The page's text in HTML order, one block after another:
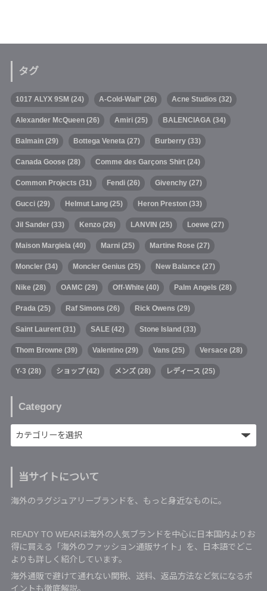
タグ
1017 ALYX 9SM (24) A-Cold-Wall*(26) Acne Studios (32)
Alexander McQueen(26) Amiri(25) BALENCIAGA (34)
Balmain(29) Bottega Veneta(27) Burberry(33)
Canada Goose (28) Comme des Garçons Shirt(24)
Common Projects (31) Fendi(26) Givenchy(27)
Gucci(29) Helmut Lang(25) Heron Preston(33)
Jil Sander(33) Kenzo(26) LANVIN (25) Loewe (27)
Maison Margiela(40) Marni(25) Martine Rose (27)
Moncler(34) Moncler Genius (25) New Balance (27)
Nike (28) OAMC (29) Off-White (40) Palm Angels (28)
Prada(25) Raf Simons (26) Rick Owens (29)
Saint Laurent(31) SALE(42) Stone Island (33)
Thom Browne (39) Valentino(29) Vans (25) Versace (28)
Y-3 (28) ショップ(42) メンズ(28) レディース (25)
Category
当サイトについて
海外のラグジュアリーブランドを、もっと身近なものに。
READY TO WEARは海外の人気ブランドを中心に日本国内よりお
得に買える「海外のファッション通販サイト」を、日本語でどこ
よりも詳しく紹介しています。
海外通販で避けて通れない関税、送料、返品方法など気になるポ
イントも徹底解説。